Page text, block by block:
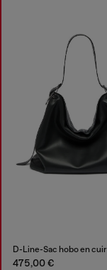
D-Line-Sac hobo en cuir
475,00 €